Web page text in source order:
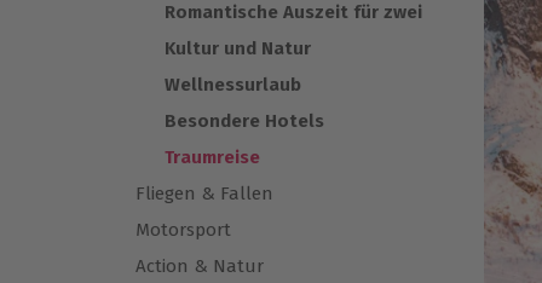
Romantische Auszeit für zwei
Kultur und Natur
Wellnessurlaub
Besondere Hotels
Traumreise
Fliegen & Fallen
Motorsport
Action & Natur